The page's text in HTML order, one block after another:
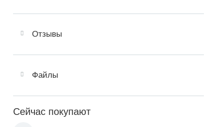
Отзывы
Файлы
Сейчас покупают